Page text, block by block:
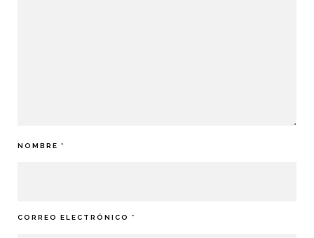
NOMBRE *
CORREO ELECTRÓNICO *